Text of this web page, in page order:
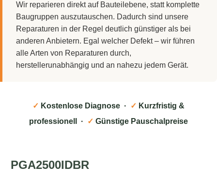
Wir reparieren direkt auf Bauteilebene, statt komplette
Baugruppen auszutauschen. Dadurch sind unsere
Reparaturen in der Regel deutlich günstiger als bei
anderen Anbietern. Egal welcher Defekt – wir führen
alle Arten von Reparaturen durch,
herstellerunabhängig und an nahezu jedem Gerät.
✓ Kostenlose Diagnose · ✓ Kurzfristig &
professionell ·
✓ Günstige Pauschalpreise
PGA2500IDBR